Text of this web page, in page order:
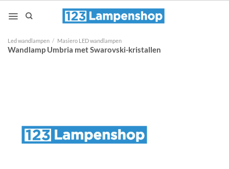
naar
Led wandlampen / Masiero LED wandlampen
Wandlamp Umbria met Swarovski-kristallen